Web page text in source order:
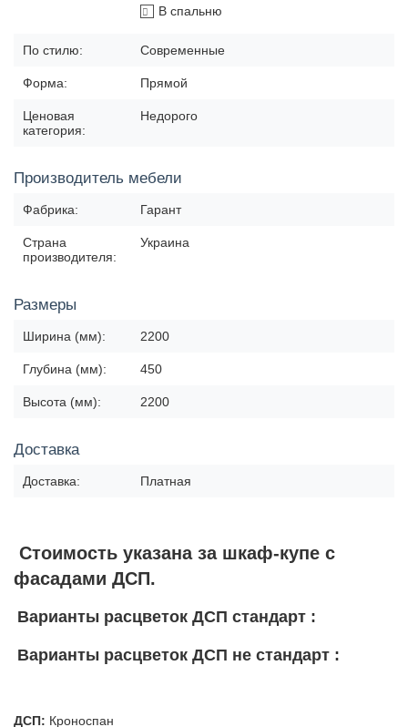
В спальню
По стилю: Современные
Форма: Прямой
Ценовая
категория:
Недорого
Производитель мебели
Фабрика: Гарант
Страна
производителя:
Украина
Размеры
Ширина (мм): 2200
Глубина (мм): 450
Высота (мм): 2200
Доставка
Доставка: Платная
Стоимость указана за шкаф-купе с
фасадами ДСП.
Варианты расцветок ДСП стандарт :
Варианты расцветок ДСП не стандарт :
ДСП: Кроноспан